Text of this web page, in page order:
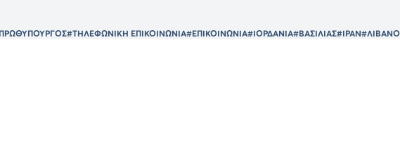
#ΤΗΛΕΦΩΝΙΚΗ ΕΠΙΚΟΙΝΩΝΙΑ#ΕΠΙΚΟΙΝΩΝΙΑ#ΙΟΡΔΑΝΙΑ#ΒΑΣΙΛΙΑΣ#ΙΡΑΝ